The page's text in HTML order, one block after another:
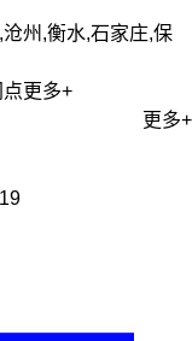
州,衡水,石家庄,保
更多+
更多+